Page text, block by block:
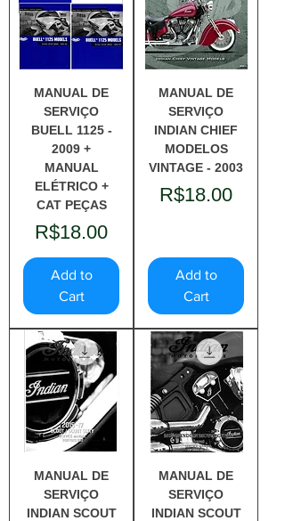
MANUAL DE
SERVIÇO
BUELL 1125 -
2009 +
MANUAL
ELÉTRICO +
CAT PEÇAS
Price
R$18.00
Add to
Cart
MANUAL DE
SERVIÇO
INDIAN CHIEF
MODELOS
VINTAGE - 2003
Price
R$18.00
Add to
Cart
MANUAL DE
SERVIÇO
INDIAN SCOUT
MANUAL DE
SERVIÇO
INDIAN SCOUT